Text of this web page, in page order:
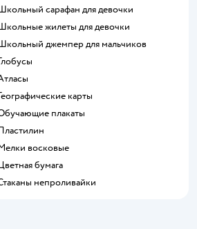
Школьный сарафан для девочки
Школьные жилеты для девочки
Школьный джемпер для мальчиков
Глобусы
Атласы
Географические карты
Обучающие плакаты
Пластилин
Мелки восковые
Цветная бумага
Стаканы непроливайки